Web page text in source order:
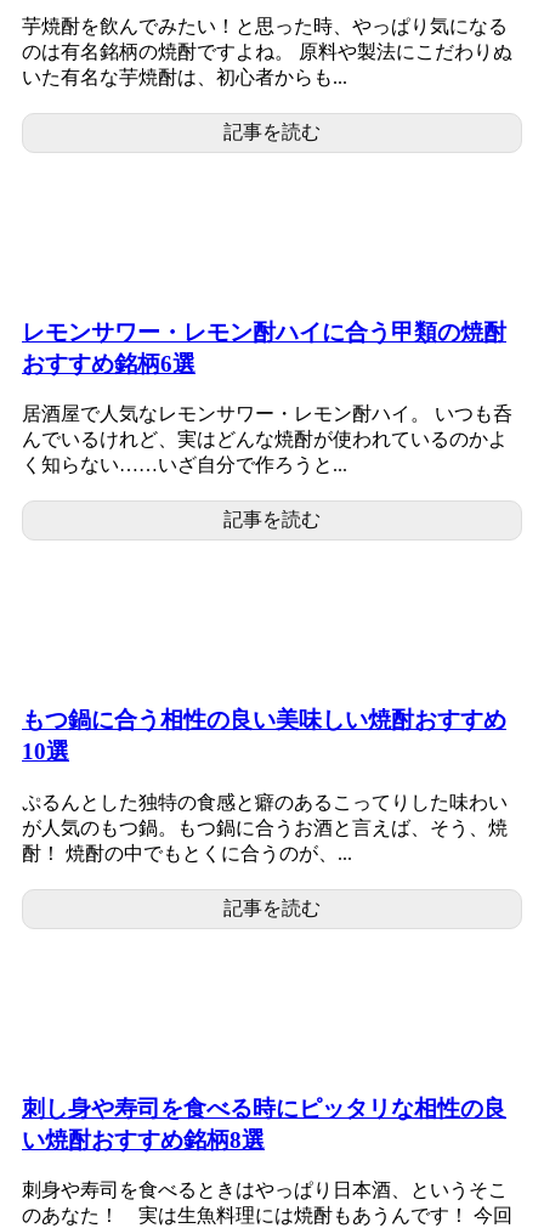
芋焼酎を飲んでみたい！と思った時、やっぱり気になる
のは有名銘柄の焼酎ですよね。 原料や製法にこだわりぬ
いた有名な芋焼酎は、初心者からも...
記事を読む
レモンサワー・レモン酎ハイに合う甲類の焼酎
おすすめ銘柄6選
居酒屋で人気なレモンサワー・レモン酎ハイ。 いつも呑
んでいるけれど、実はどんな焼酎が使われているのかよ
く知らない……いざ自分で作ろうと...
記事を読む
もつ鍋に合う相性の良い美味しい焼酎おすすめ
10選
ぷるんとした独特の食感と癖のあるこってりした味わい
が人気のもつ鍋。もつ鍋に合うお酒と言えば、そう、焼
酎！ 焼酎の中でもとくに合うのが、...
記事を読む
刺し身や寿司を食べる時にピッタリな相性の良
い焼酎おすすめ銘柄8選
刺身や寿司を食べるときはやっぱり日本酒、というそこ
のあなた！ 実は生魚料理には焼酎もあうんです！ 今回